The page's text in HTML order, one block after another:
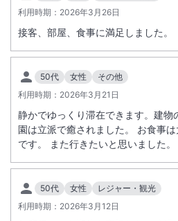
の幸、山の幸、伊豆の旬の至福を味わう
木徒歩３分。
INチェックイン
15:00/ OUT チェックアウト
11:00
大浴場あり
温泉
施設からのお知らせ
■冬季期間 積雪・凍結について
冬期は、積雪・凍結するおそれがありま
認のうえ、凍結等がある場合には、タイ
利用時期： 2026年3月26日
接客、部屋、食事に満足しました。
50代 女性
その他
利用時期： 2026年3月21日
静かでゆっくり滞在できます。建物
園は立派で癒されました。 お食事
です。 また行きたいと思いました。
50代 女性
レジャー・観光
利用時期： 2026年3月12日